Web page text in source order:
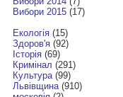
Вибори 2015(17)
Екологія(15)
Здоров'я(92)
Історія(69)
Кримінал (291)
Культура(99)
Львівщина(910)